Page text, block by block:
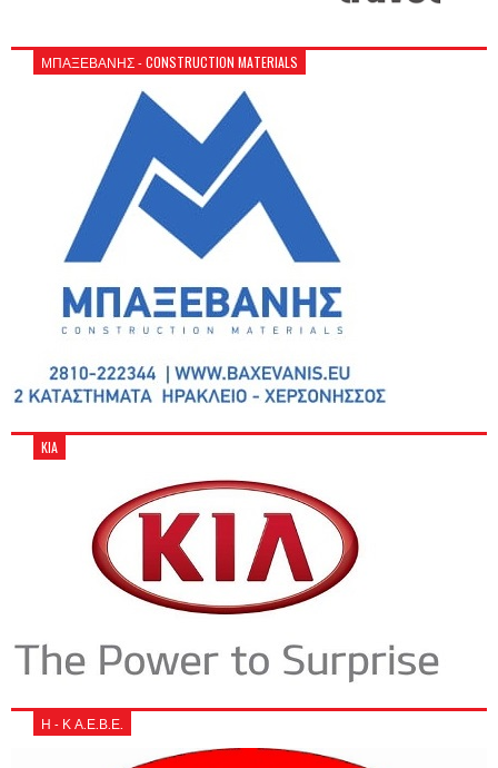
ΜΠΑΞΕΒΑΝΗΣ - CONSTRUCTION MATERIALS
KIA
Η - Κ Α.Ε.Β.Ε.